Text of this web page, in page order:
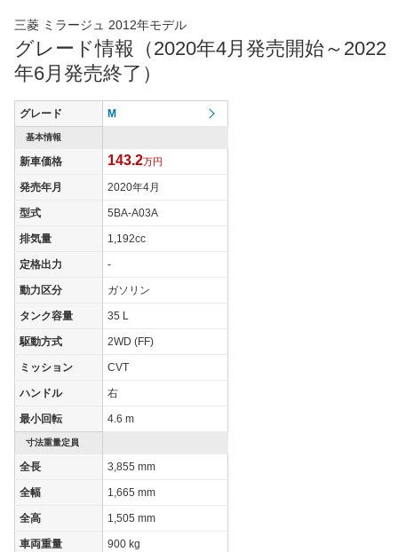
三菱 ミラージュ 2012年モデル
グレード情報（2020年4月発売開始～2022
年6月発売終了）
グレード M
基本情報
新車価格 143.2万円
発売年月 2020年4月
型式 5BA-A03A
排気量 1,192cc
定格出力 -
動力区分 ガソリン
タンク容量 35 L
駆動方式 2WD (FF)
ミッション CVT
ハンドル 右
最小回転 4.6 m
寸法重量定員
全長 3,855 mm
全幅 1,665 mm
全高 1,505 mm
車両重量 900 kg